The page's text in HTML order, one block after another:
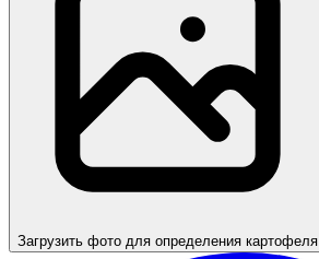
Загрузить фото для определения картофеля